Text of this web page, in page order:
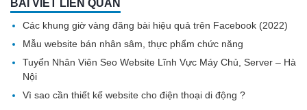
BÀI VIẾT LIÊN QUAN
Các khung giờ vàng đăng bài hiệu quả trên Facebook (2022)
Mẫu website bán nhân sâm, thực phẩm chức năng
Tuyển Nhân Viên Seo Website Lĩnh Vực Máy Chủ, Server – Hà
Nội
Vì sao cần thiết kế website cho điện thoại di động ?